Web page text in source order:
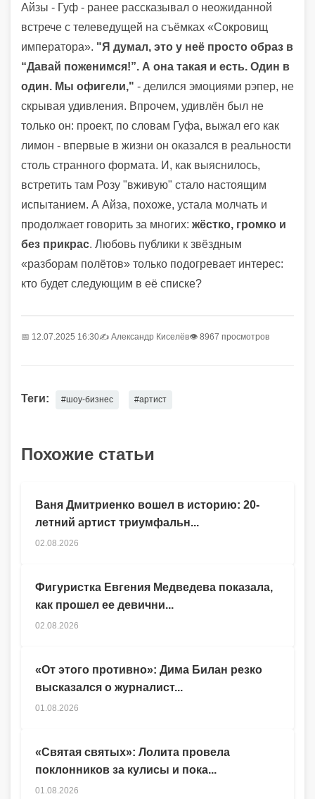
Айзы - Гуф - ранее рассказывал о неожиданной
встрече с телеведущей на съёмках «Сокровищ
императора». "Я думал, это у неё просто образ в
“Давай поженимся!”. А она такая и есть. Один в
один. Мы офигели," - делился эмоциями рэпер, не
скрывая удивления. Впрочем, удивлён был не
только он: проект, по словам Гуфа, выжал его как
лимон - впервые в жизни он оказался в реальности
столь странного формата. И, как выяснилось,
встретить там Розу "вживую" стало настоящим
испытанием. А Айза, похоже, устала молчать и
продолжает говорить за многих: жёстко, громко и
без прикрас. Любовь публики к звёздным
«разборам полётов» только подогревает интерес:
кто будет следующим в её списке?
📅 12.07.2025 16:30✍️ Александр Киселёв👁 8967 просмотров
Теги: #шоу-бизнес #артист
Похожие статьи
Ваня Дмитриенко вошел в историю: 20-
летний артист триумфальн...
02.08.2026
Фигуристка Евгения Медведева показала,
как прошел ее девични...
02.08.2026
«От этого противно»: Дима Билан резко
высказался о журналист...
01.08.2026
«Святая святых»: Лолита провела
поклонников за кулисы и пока...
01.08.2026